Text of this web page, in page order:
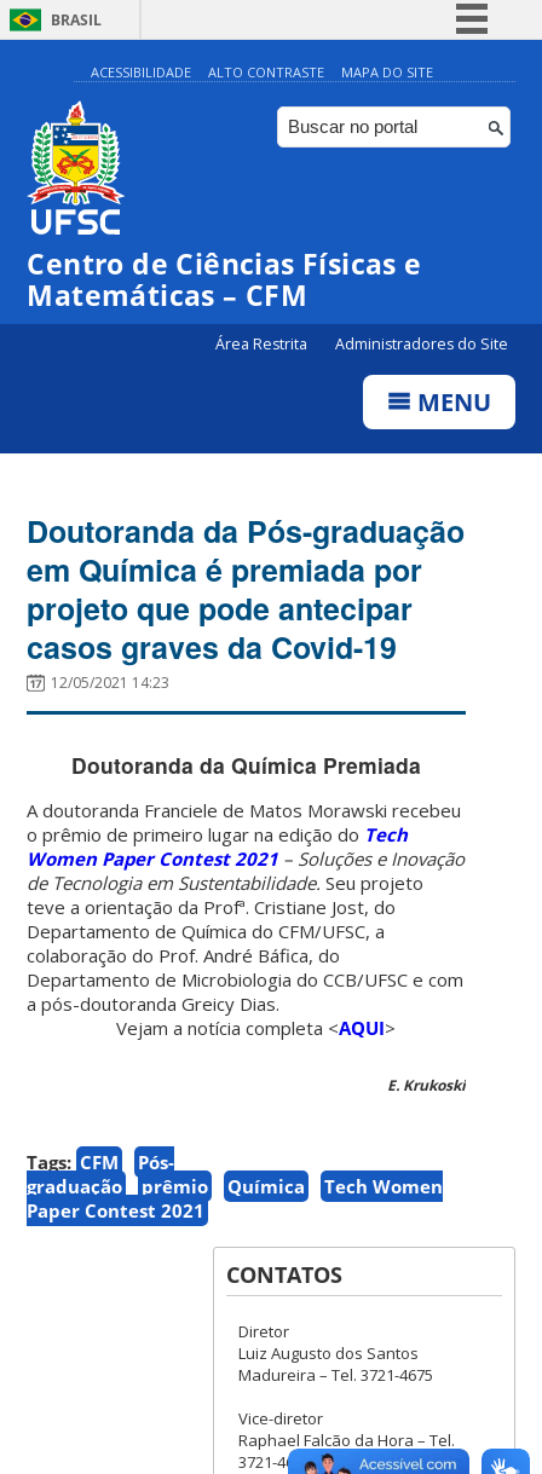
BRASIL
Simplifique!
Comunica BR
Participe
Canais
ACESSIBILIDADE ALTO CONTRASTE MAPA DO SITE
Centro de Ciências Físicas e
Matemáticas – CFM
Área Restrita Administradores do Site
MENU
Doutoranda da Pós-graduação
em Química é premiada por
projeto que pode antecipar
casos graves da Covid-19
12/05/2021 14:23
Doutoranda da Química Premiada
A doutoranda Franciele de Matos Morawski recebeu
o prêmio de primeiro lugar na edição do Tech
Women Paper Contest 2021 – Soluções e Inovação
de Tecnologia em Sustentabilidade. Seu projeto
teve a orientação da Profª. Cristiane Jost, do
Departamento de Química do CFM/UFSC, a
colaboração do Prof. André Báfica, do
Departamento de Microbiologia do CCB/UFSC e com
a pós-doutoranda Greicy Dias.
Vejam a notícia completa <AQUI>
E. Krukoski
Tags: CFM
Pós-
graduação
prêmio Química
Tech Women
Paper Contest 2021
CONTATOS
Diretor
Luiz Augusto dos Santos
Madureira – Tel. 3721-4675
Vice-diretor
Raphael Falcão da Hora – Tel.
3721-4674 /Tel.3721-3681